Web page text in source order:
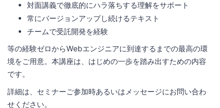
対面講義で徹底的にハラ落ちする理解をサポート
常にバージョンアップし続けるテキスト
チームで受託開発を経験
等の経験ゼロからWebエンジニアに到達するまでの最高の環
境をご用意。本講座は、はじめの一歩を踏み出すための内容
です。
詳細は、セミナーご参加時あるいはメッセージにお問い合わ
せください。